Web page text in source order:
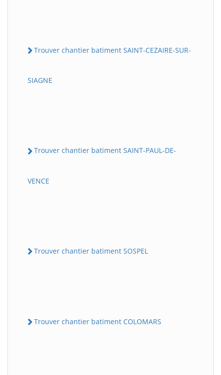
Trouver chantier batiment SAINT-CEZAIRE-SUR-
SIAGNE
Trouver chantier batiment SAINT-PAUL-DE-
VENCE
Trouver chantier batiment SOSPEL
Trouver chantier batiment COLOMARS